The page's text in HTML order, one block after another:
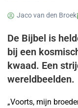
Jaco van den Broek
De Bijbel is
bij een
kwaad. Een
wereldbeelden.
„Voorts, mijn